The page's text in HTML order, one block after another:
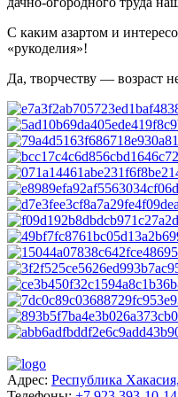
С каким азартом и
«рукоделия»!
Да, творчеству — возраст
Адрес: Республика